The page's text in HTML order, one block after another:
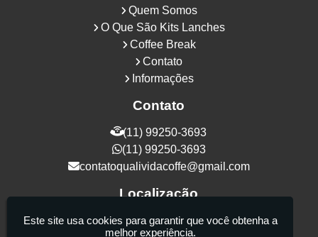
Quem Somos
O Que São Kits Lanches
Coffee Break
Contato
Informações
Contato
(11) 99250-3693
(11) 99250-3693
contatoqualividacoffe@gmail.com
Localização
Rua Samurais, 27 - Vila Maria Alta - São
Este site usa cookies para garantir que você obtenha a
melhor experiência.